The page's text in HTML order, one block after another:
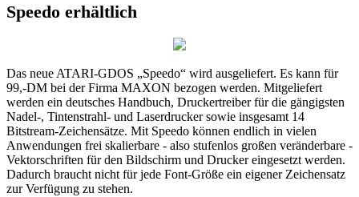
Speedo erhältlich
Das neue ATARI-GDOS „Speedo“ wird ausgeliefert. Es kann für
99,-DM bei der Firma MAXON bezogen werden. Mitgeliefert
werden ein deutsches Handbuch, Druckertreiber für die gängigsten
Nadel-, Tintenstrahl- und Laserdrucker sowie insgesamt 14
Bitstream-Zeichensätze. Mit Speedo können endlich in vielen
Anwendungen frei skalierbare - also stufenlos großen veränderbare -
Vektorschriften für den Bildschirm und Drucker eingesetzt werden.
Dadurch braucht nicht für jede Font-Größe ein eigener Zeichensatz
zur Verfügung zu stehen.